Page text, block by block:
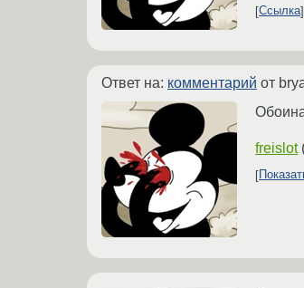
Ссылка
Ответ на: комментарий от
freislot